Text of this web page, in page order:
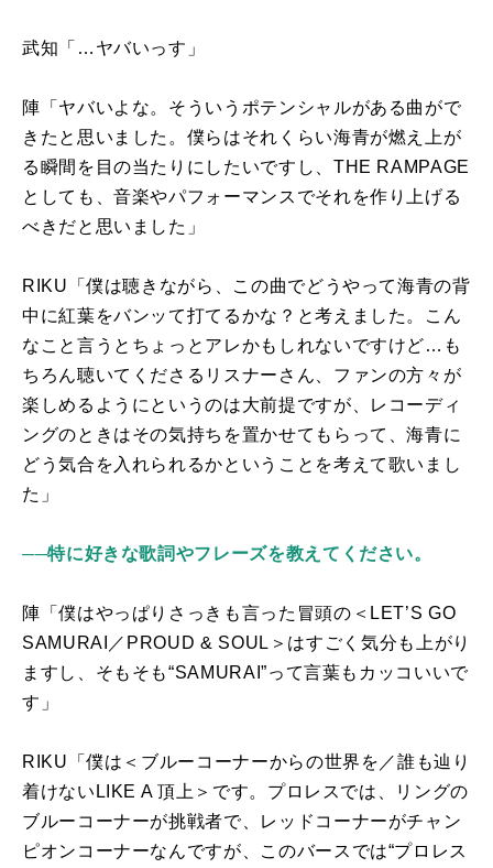
武知「…ヤバいっす」
陣「ヤバいよな。そういうポテンシャルがある曲がで
きたと思いました。僕らはそれくらい海青が燃え上が
る瞬間を目の当たりにしたいですし、 THE RAMPAGE
としても、音楽やパフォーマンスでそれを作り上げる
べきだと思いました」
RIKU「僕は聴きながら、この曲でどうやって海青の背
中に紅葉をバンッて打てるかな？と考えました。こん
なこと言うとちょっとアレかもしれないですけど…も
ちろん聴いてくださるリスナーさん、ファンの方々が
楽しめるようにというのは大前提ですが、レコーディ
ングのときはその気持ちを置かせてもらって、海青に
どう気合を入れられるかということを考えて歌いまし
た」
──特に好きな歌詞やフレーズを教えてください。
陣「僕はやっぱりさっきも言った冒頭の＜ LET’S GO
SAMURAI ／ PROUD & SOUL ＞はすごく気分も上がり
ますし、そもそも“SAMURAI”って言葉もカッコいいで
す」
RIKU「僕は＜ブルーコーナーからの世界を／誰も辿り
着けない LIKE A頂上＞です。プロレスでは、リングの
ブルーコーナーが挑戦者で、レッドコーナーがチャン
ピオンコーナーなんですが、このバースでは“プロレス